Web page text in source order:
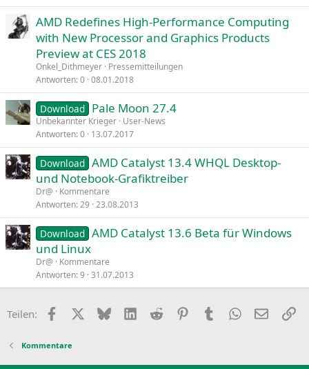
AMD Redefines High-Performance Computing
with New Processor and Graphics Products
Preview at CES 2018
Onkel_Dithmeyer Pressemitteilungen
Antworten 0 08.01.2018
Download Pale Moon 27.4
Unbekannter Krieger User-News
Antworten 0 13.07.2017
Download AMD Catalyst 13.4 WHQL Desktop-
und Notebook-Grafiktreiber
Dr@
Kommentare
Antworten 29 23.08.2013
Download AMD Catalyst 13.6 Beta für Windows
und Linux
Dr@
Kommentare
Antworten 9 31.07.2013
Teilen: Facebook BlueskyLinkedIn
Reddit PinterestTumblr WhatsApp
E-Mail
Kommentare